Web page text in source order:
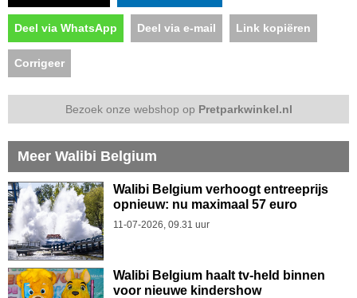
Deel via WhatsApp Deel via e-mail Link kopiëren
Corrigeer
Bezoek onze webshop op Pretparkwinkel.nl
Meer Walibi Belgium
Walibi Belgium verhoogt entreeprijs
opnieuw: nu maximaal 57 euro
11-07-2026, 09.31 uur
Walibi Belgium haalt tv-held binnen
voor nieuwe kindershow